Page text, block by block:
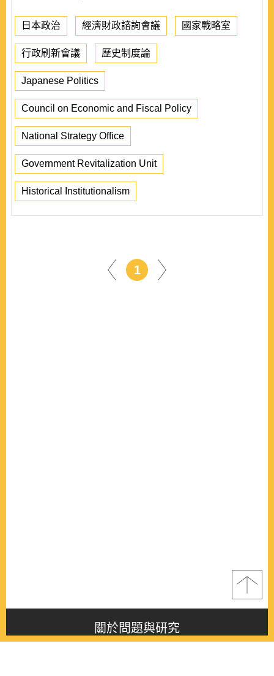
日本政治 經濟財政諮詢會議 國家戰略室
行政刷新會議 歷史制度論
Japanese Politics
Council on Economic and Fiscal Policy
National Strategy Office
Government Revitalization Unit
Historical Institutionalism
1
關於問題與研究
About this journal